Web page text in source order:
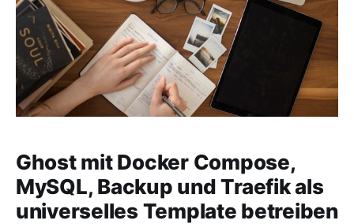
Ghost mit Docker Compose,
MySQL, Backup und Traefik als
universelles Template betreiben